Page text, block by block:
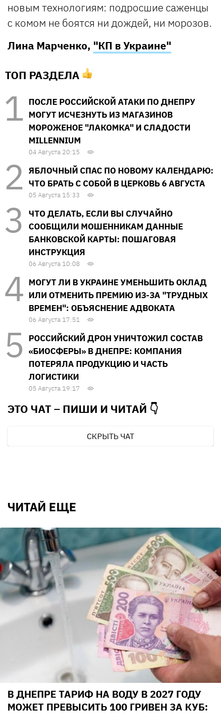
новым технологиям: подросшие саженцы
с комом не боятся ни дождей, ни морозов.
Лина Марченко, "КП в Украине"
ТОП РАЗДЕЛА
ПОСЛЕ РОССИЙСКОЙ АТАКИ ПО ДНЕПРУ
МОГУТ ИСЧЕЗНУТЬ ИЗ МАГАЗИНОВ
МОРОЖЕНОЕ "ЛАКОМКА" И СЛАДОСТИ
MILLENNIUM
04 Августа 20:15
ЯБЛОЧНЫЙ СПАС ПО НОВОМУ КАЛЕНДАРЮ:
ЧТО БРАТЬ С СОБОЙ В ЦЕРКОВЬ 6 АВГУСТА
05 Августа 15:33
ЧТО ДЕЛАТЬ, ЕСЛИ ВЫ СЛУЧАЙНО
СООБЩИЛИ МОШЕННИКАМ ДАННЫЕ
БАНКОВСКОЙ КАРТЫ: ПОШАГОВАЯ
ИНСТРУКЦИЯ
06 Августа 10:08
МОГУТ ЛИ В УКРАИНЕ УМЕНЬШИТЬ ОКЛАД
ИЛИ ОТМЕНИТЬ ПРЕМИЮ ИЗ-ЗА "ТРУДНЫХ
ВРЕМЕН": ОБЪЯСНЕНИЕ АДВОКАТА
06 Августа 17:51
РОССИЙСКИЙ ДРОН УНИЧТОЖИЛ СОСТАВ
«БИОСФЕРЫ» В ДНЕПРЕ: КОМПАНИЯ
ПОТЕРЯЛА ПРОДУКЦИЮ И ЧАСТЬ
ЛОГИСТИКИ
05 Августа 19:17
ЭТО ЧАТ – ПИШИ И ЧИТАЙ 👇
СКРЫТЬ ЧАТ
ЧИТАЙ ЕЩЕ
В ДНЕПРЕ ТАРИФ НА ВОДУ В 2027 ГОДУ
МОЖЕТ ПРЕВЫСИТЬ 100 ГРИВЕН ЗА КУБ: